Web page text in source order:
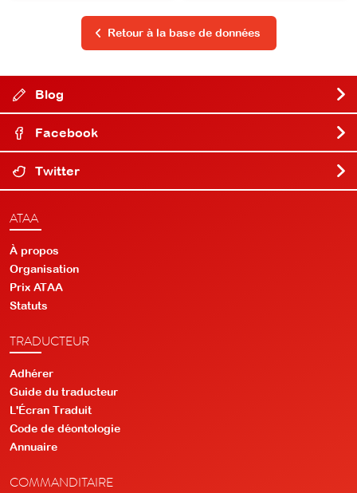
Retour à la base de données
Blog
Facebook
Twitter
ATAA
À propos
Organisation
Prix ATAA
Statuts
TRADUCTEUR
Adhérer
Guide du traducteur
L'Écran Traduit
Code de déontologie
Annuaire
COMMANDITAIRE